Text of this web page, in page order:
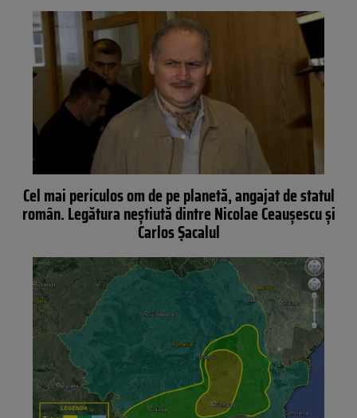
Cel mai periculos om de pe planetă, angajat de statul
român. Legătura neștiută dintre Nicolae Ceaușescu și
Carlos Șacalul